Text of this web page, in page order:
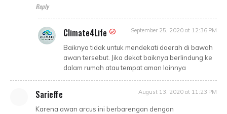
Reply
Climate4Life September 25, 2020 at 12:36 PM
Baiknya tidak untuk mendekati daerah di bawah
awan tersebut. Jika dekat baiknya berlindung ke
dalam rumah atau tempat aman lainnya
Sarieffe August 13, 2020 at 11:23 PM
Karena awan arcus ini berbarengan dengan